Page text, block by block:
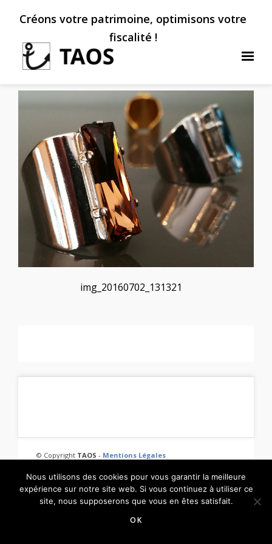
Créons votre patrimoine, optimisons votre
fiscalité !
img_20160702_131321
© Copyright TAOS - Mentions Légales
Nous utilisons des cookies pour vous garantir la meilleure
expérience sur notre site web. Si vous continuez à utiliser ce
site, nous supposerons que vous en êtes satisfait.
OK